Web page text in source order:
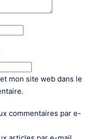
mon site web dans le
commentaires par e-